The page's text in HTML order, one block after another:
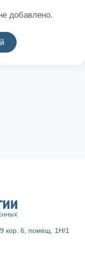
добавлено.
9 кор. 6, помещ. 1Н/1